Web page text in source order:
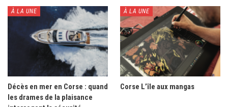
À LA UNE
Décès en mer en Corse : quand
les drames de la plaisance
À LA UNE
Corse L’île aux mangas